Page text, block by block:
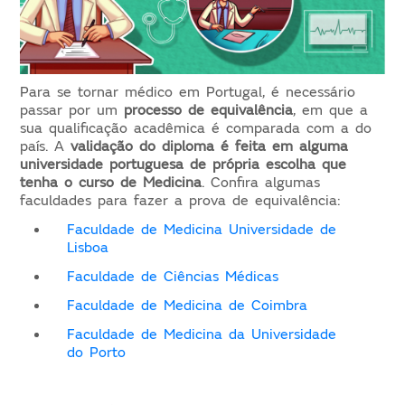
Para se tornar médico em Portugal, é necessário
passar por um processo de equivalência, em que a
sua qualificação acadêmica é comparada com a do
país. A validação do diploma é feita em alguma
universidade portuguesa de própria escolha que
tenha o curso de Medicina. Confira algumas
faculdades para fazer a prova de equivalência:
Faculdade de Medicina Universidade de
Lisboa
Faculdade de Ciências Médicas
Faculdade de Medicina de Coimbra
Faculdade de Medicina da Universidade
do Porto